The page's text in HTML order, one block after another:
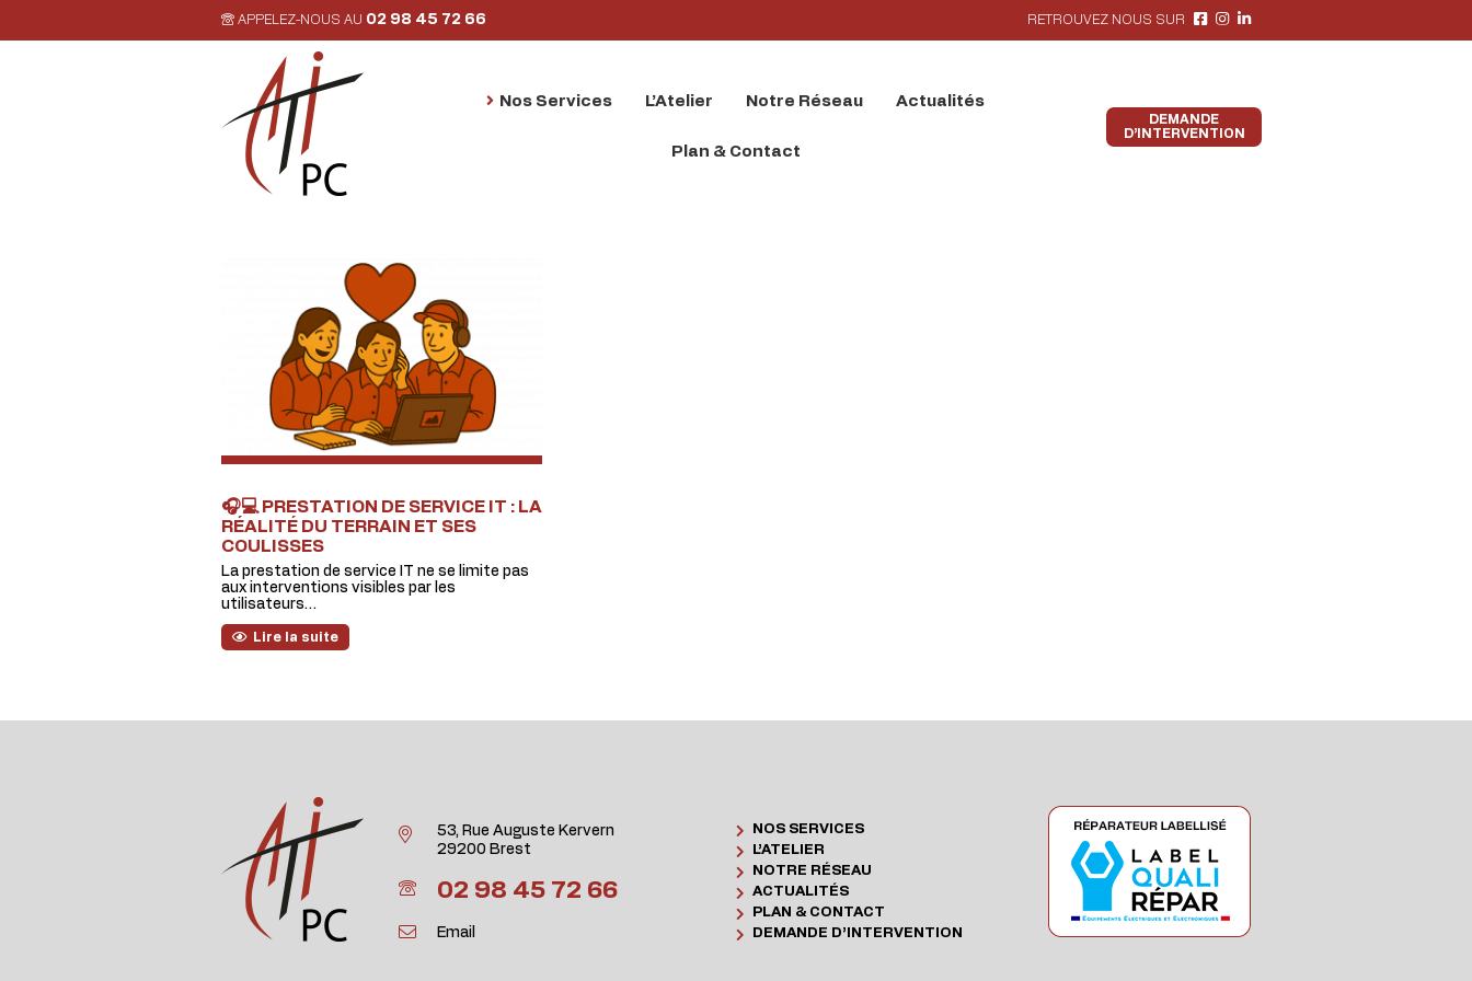
APPELEZ-NOUS AU 02 98 45 72 66 RETROUVEZ NOUS SUR
Nos Services L’Atelier Notre Réseau Actualités
Plan & Contact
DEMANDE
D’INTERVENTION
🎧💻 PRESTATION DE SERVICE IT : LA
RÉALITÉ DU TERRAIN ET SES
COULISSES
La prestation de service IT ne se limite pas
aux interventions visibles par les
utilisateurs…
Lire la suite
53, Rue Auguste Kervern
29200 Brest
02 98 45 72 66
Email
NOS SERVICES
L’ATELIER
NOTRE RÉSEAU
ACTUALITÉS
PLAN & CONTACT
DEMANDE D’INTERVENTION